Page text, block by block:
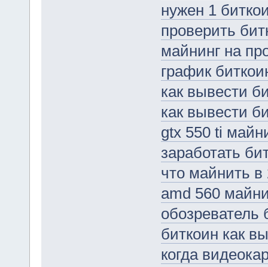
нужен 1
проверить
майнинг на
график
как вывести
как вывести
gtx 550 ti
заработать
что майнить в
amd 560
обозреватель
биткоин как
когда